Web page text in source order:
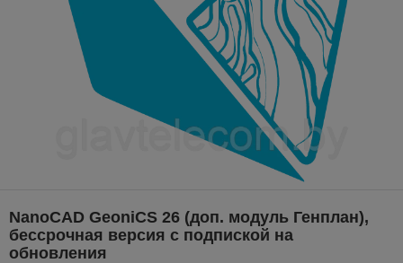
NanoCAD GeoniCS 26 (доп. модуль Генплан),
бессрочная версия с подпиской на
обновления